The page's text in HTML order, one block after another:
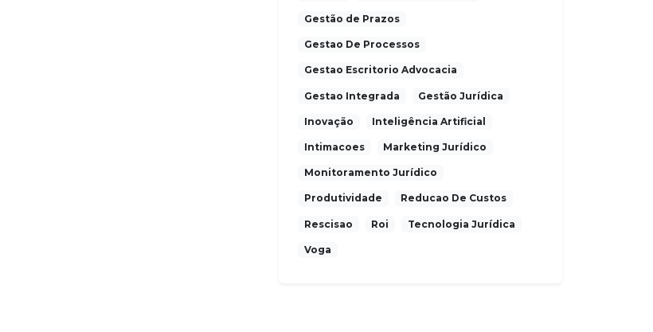
Gestão de Prazos
Gestao De Processos
Gestao Escritorio Advocacia
Gestao Integrada Gestão Jurídica
Inovação Inteligência Artificial
Intimacoes Marketing Jurídico
Monitoramento Jurídico
Produtividade Reducao De Custos
Rescisao Roi Tecnologia Jurídica
Voga